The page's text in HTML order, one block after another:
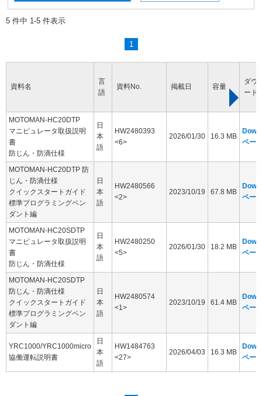
5 件中 1-5 件表示
1
資料名
言
語
資料No. 掲載日 容量
ダウ
ード
MOTOMAN-HC20DTP
マニピュレータ取扱説明
書
防じん・防滴仕様
日
本
語
HW2480393
<6>
2026/01/30 16.3 MB
ペー
MOTOMAN-HC20DTP 防
じん・防滴仕様
クイックスタートガイド
標準プログラミングペン
ダント編
日
本
語
HW2480566
<2>
2023/10/19 67.8 MB
ペー
MOTOMAN-HC20SDTP
マニピュレータ取扱説明
書
防じん・防滴仕様
日
本
語
HW2480250
<5>
2026/01/30 18.2 MB
ペー
MOTOMAN-HC20SDTP
防じん・防滴仕様
クイックスタートガイド
標準プログラミングペン
ダント編
日
本
語
HW2480574
<1>
2023/10/19 61.4 MB
ペー
YRC1000/YRC1000micro
協働運転説明書
日
本
語
HW1484763
<27>
2026/04/03 16.3 MB
ペー